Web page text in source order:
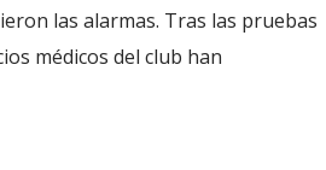
las alarmas. Tras las pruebas
médicos del club han